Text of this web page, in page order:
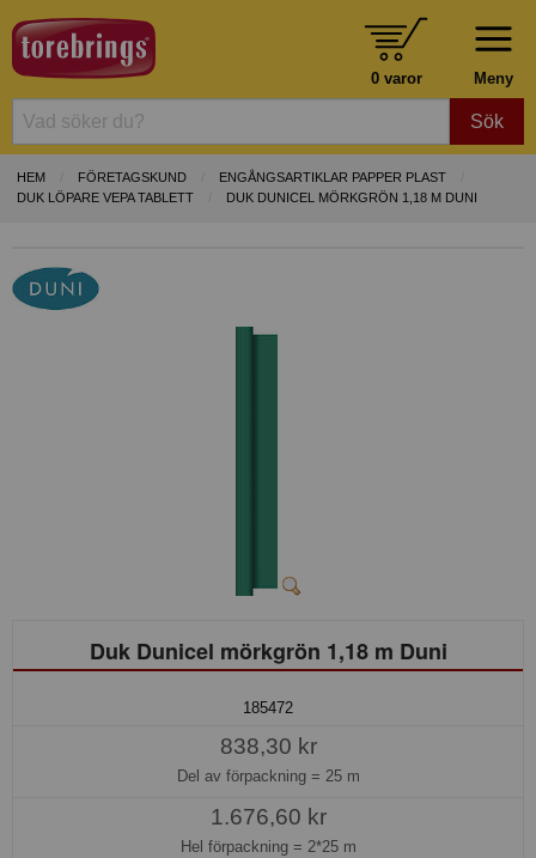
Meny
0 varor
Sök
HEM FÖRETAGSKUND
ENGÅNGSARTIKLAR PAPPER PLAST
DUK LÖPARE VEPA TABLETT
DUK DUNICEL MÖRKGRÖN 1,18 M DUNI
Duk Dunicel mörkgrön 1,18 m Duni
185472
838,30 kr
Del av förpackning = 25 m
1.676,60 kr
Hel förpackning = 2*25 m